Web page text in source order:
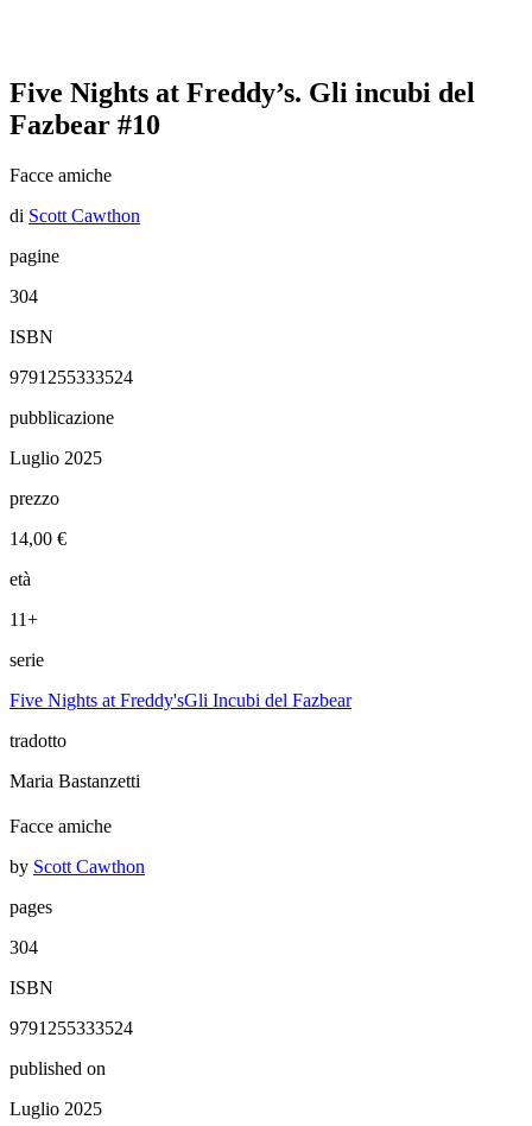
Five Nights at Freddy’s. Gli incubi del
Fazbear #10
Facce amiche
di Scott Cawthon
pagine
304
ISBN
9791255333524
pubblicazione
Luglio 2025
prezzo
14,00 €
età
11+
serie
Five Nights at Freddy'sGli Incubi del Fazbear
tradotto
Maria Bastanzetti
Facce amiche
by Scott Cawthon
pages
304
ISBN
9791255333524
published on
Luglio 2025